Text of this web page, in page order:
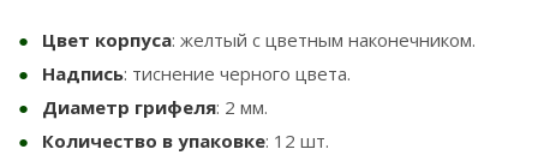
Цвет корпуса: желтый с цветным наконечником.
Надпись: тиснение черного цвета.
Диаметр грифеля: 2 мм.
Количество в упаковке: 12 шт.